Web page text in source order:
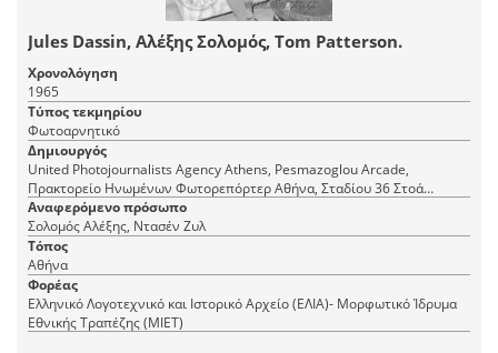
Jules Dassin, Αλέξης Σολομός, Tom Patterson.
Χρονολόγηση
1965
Τύπος τεκμηρίου
Φωτοαρνητικό
Δημιουργός
United Photojournalists Agency Athens, Pesmazoglou Arcade,
Πρακτορείο Ηνωμένων Φωτορεπόρτερ Αθήνα, Σταδίου 36 Στοά
Πεσμαζόγλου, τηλ. 22-348
Αναφερόμενο πρόσωπο
Σολομός Αλέξης, Ντασέν Ζυλ
Τόπος
Αθήνα
Φορέας
Ελληνικό Λογοτεχνικό και Ιστορικό Αρχείο (ΕΛΙΑ)- Μορφωτικό Ίδρυμα
Εθνικής Τραπέζης (ΜΙΕΤ)